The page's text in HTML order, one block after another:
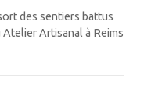
des sentiers battus
Atelier Artisanal à Reims